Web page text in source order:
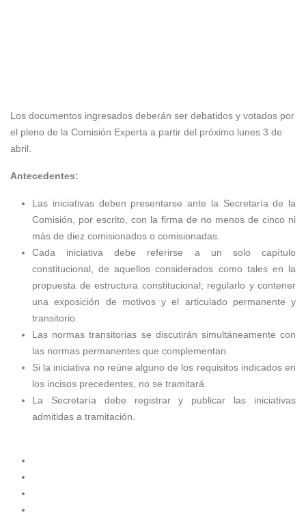
Los documentos ingresados deberán ser debatidos y votados por
el pleno de la Comisión Experta a partir del próximo lunes 3 de
abril.
Antecedentes:
Las iniciativas deben presentarse ante la Secretaría de la
Comisión, por escrito, con la firma de no menos de cinco ni
más de diez comisionados o comisionadas.
Cada iniciativa debe referirse a un solo capítulo
constitucional, de aquellos considerados como tales en la
propuesta de estructura constitucional; regularlo y contener
una exposición de motivos y el articulado permanente y
transitorio.
Las normas transitorias se discutirán simultáneamente con
las normas permanentes que complementan.
Si la iniciativa no reúne alguno de los requisitos indicados en
los incisos precedentes, no se tramitará.
La Secretaría debe registrar y publicar las iniciativas
admitidas a tramitación.